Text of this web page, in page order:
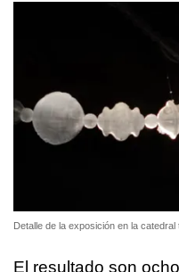
Detalle de la exposición en la catedral
El resultado son